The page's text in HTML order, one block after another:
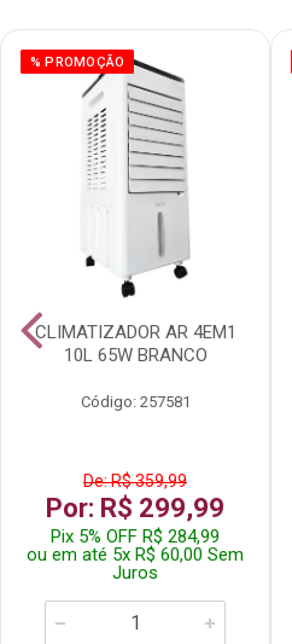
% PROMOÇÃO
CLIMATIZADOR AR 4EM1
10L 65W BRANCO
Código: 257581
De: R$ 359,99
Por: R$ 299,99
Pix 5% OFF R$ 284,99
ou em até 5x R$ 60,00 Sem
Juros